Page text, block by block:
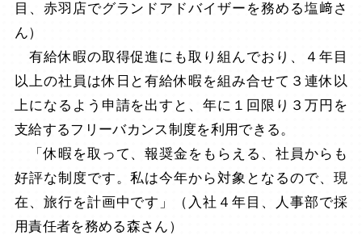
目、赤羽店でグランドアドバイザーを務める塩﨑さ
ん）
有給休暇の取得促進にも取り組んでおり、４年目
以上の社員は休日と有給休暇を組み合せて３連休以
上になるよう申請を出すと、年に１回限り３万円を
支給するフリーバカンス制度を利用できる。
「休暇を取って、報奨金をもらえる、社員からも
好評な制度です。私は今年から対象となるので、現
在、旅行を計画中です」（入社４年目、人事部で採
用責任者を務める森さん）